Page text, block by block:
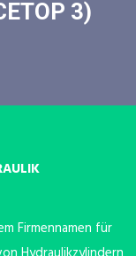
3)
Firmennamen für